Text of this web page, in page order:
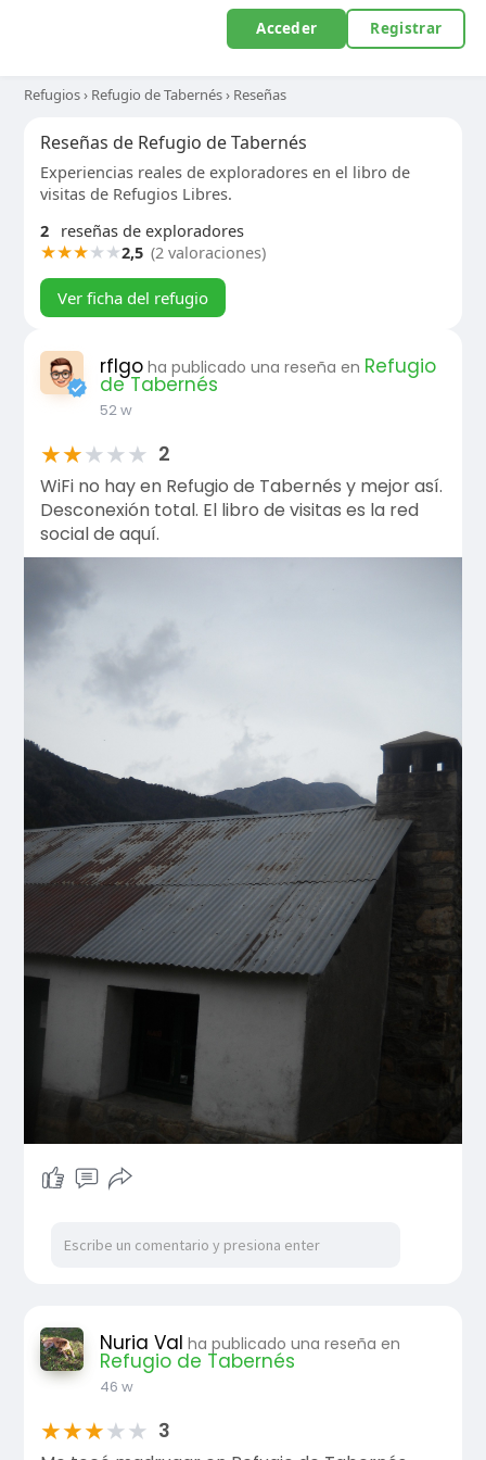
Acceder Registrar
Refugios› Refugio de Tabernés› Reseñas
Reseñas de Refugio de Tabernés
Experiencias reales de exploradores en el libro de
visitas de Refugios Libres.
2
reseñas de exploradores
★★★★★2,5 (2 valoraciones)
Ver ficha del refugio
rflgo ha publicado una reseña en Refugio
de Tabernés
52 w
★★★★★ 2
WiFi no hay en Refugio de Tabernés y mejor así.
Desconexión total. El libro de visitas es la red
social de aquí.
Nuria Val ha publicado una reseña en
Refugio de Tabernés
46 w
★★★★★ 3